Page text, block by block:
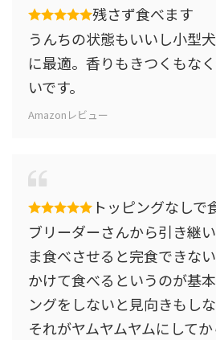
残さず食べます
うんちの状態もいいし小型
に最適。香りもきつくもな
いです。
Amazonレビュー
トッピングなしで
ブリーダーさんから引き継
ま食べさせると完食できな
かけて食べるというのが基
ングをしないと見向きもしな
それがヤムヤムヤムにして